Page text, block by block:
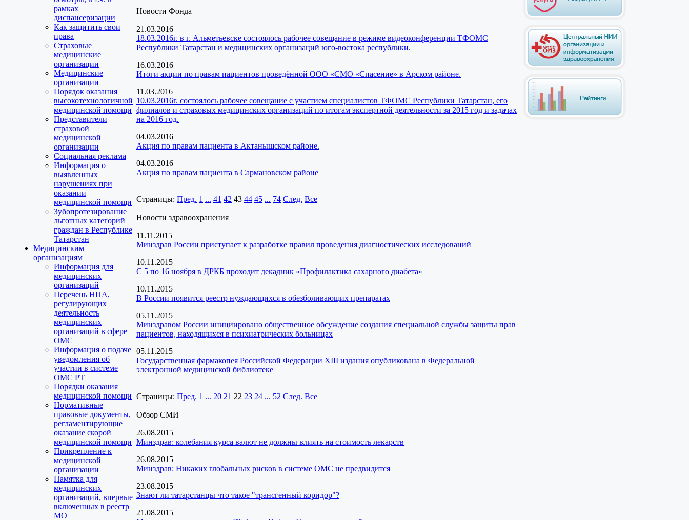
рамках
диспансеризации
Как защитить свои
права
Страховые
медицинские
организации
Медицинские
организации
Порядок оказания
высокотехнологичной
медицинской помощи
Представители
страховой
медицинской
организации
Социальная реклама
Информация о
выявленных
нарушениях при
оказании
медицинской помощи
Зубопротезирование
льготных категорий
граждан в Республике
Татарстан
Медицинским
организациям
Информация для
медицинских
организаций
Перечень НПА,
регулирующих
деятельность
медицинских
организаций в сфере
ОМС
Информация о подаче
уведомления об
участии в системе
ОМС РТ
Порядки оказания
медицинской помощи
Нормативные
правовые документы,
регламентирующие
оказание скорой
медицинской помощи
Прикрепление к
медицинской
организации
Памятка для
медицинских
организаций, впервые
включенных в реестр
МО
Новости Фонда
21.03.2016
18.03.2016г. в г. Альметьевске состоялось рабочее совещание в режиме видеоконференции ТФОМС
Республики Татарстан и медицинских организаций юго-востока республики.
16.03.2016
Итоги акции по правам пациентов проведённой ООО «СМО «Спасение» в Арском районе.
11.03.2016
10.03.2016г. состоялось рабочее совещание с участием специалистов ТФОМС Республики Татарстан, его
филиалов и страховых медицинских организаций по итогам экспертной деятельности за 2015 год и задачах
на 2016 год.
04.03.2016
Акция по правам пациента в Актанышском районе.
04.03.2016
Акция по правам пациента в Сармановском районе
Страницы: Пред. 1 ... 41 42 43 44 45 ... 74 След. Все
Новости здравоохранения
11.11.2015
Минздрав России приступает к разработке правил проведения диагностических исследований
10.11.2015
С 5 по 16 ноября в ДРКБ проходит декадник «Профилактика сахарного диабета»
10.11.2015
В России появится реестр нуждающихся в обезболивающих препаратах
05.11.2015
Минздравом России инициировано общественное обсуждение создания специальной службы защиты прав
пациентов, находящихся в психиатрических больницах
05.11.2015
Государственная фармакопея Российской Федерации XIII издания опубликована в Федеральной
электронной медицинской библиотеке
Страницы: Пред. 1 ... 20 21 22 23 24 ... 52 След. Все
Обзор СМИ
26.08.2015
Минздрав: колебания курса валют не должны влиять на стоимость лекарств
26.08.2015
Минздрав: Никаких глобальных рисков в системе ОМС не предвидится
23.08.2015
Знают ли татарстанцы что такое "трансгенный коридор"?
21.08.2015